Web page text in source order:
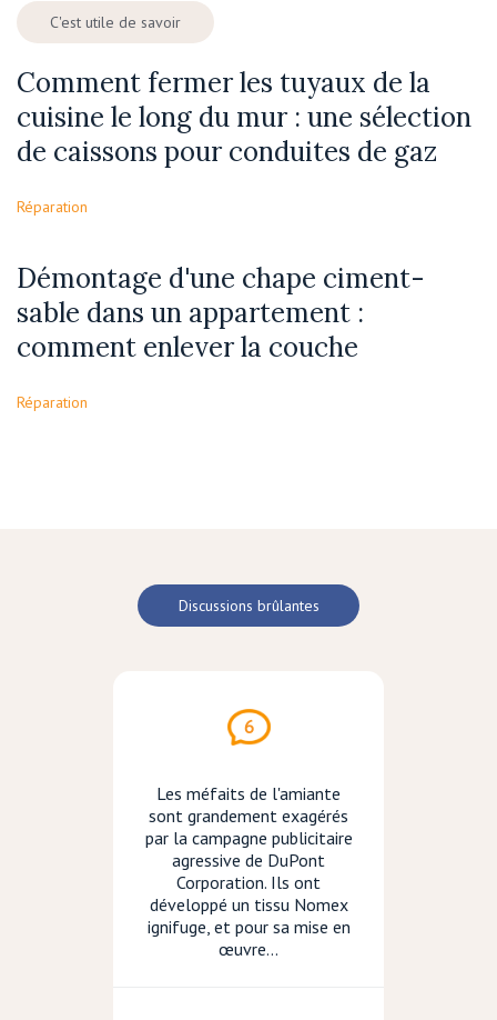
C'est utile de savoir
Comment fermer les tuyaux de la
cuisine le long du mur : une sélection
de caissons pour conduites de gaz
Réparation
Démontage d'une chape ciment-
sable dans un appartement :
comment enlever la couche
Réparation
Discussions brûlantes
6
Les méfaits de l'amiante
sont grandement exagérés
par la campagne publicitaire
agressive de DuPont
Corporation. Ils ont
développé un tissu Nomex
ignifuge, et pour sa mise en
œuvre...